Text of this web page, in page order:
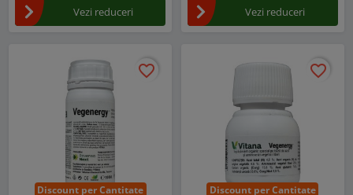
Vezi reduceri Vezi reduceri
Discount per Cantitate
favorite_border
favorite_border
Discount per Cantitate
favorite_border
favorite_border